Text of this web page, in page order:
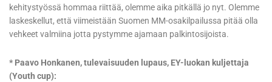
kehitystyössä hommaa riittää, olemme aika pitkällä jo nyt. Olemme
laskeskellut, että viimeistään Suomen MM-osakilpailussa pitää olla
vehkeet valmiina jotta pystymme ajamaan palkintosijoista.
* Paavo Honkanen, tulevaisuuden lupaus, EY-luokan kuljettaja
(Youth cup):